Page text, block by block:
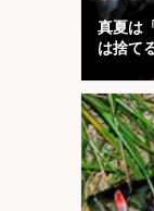
真夏は
は捨て